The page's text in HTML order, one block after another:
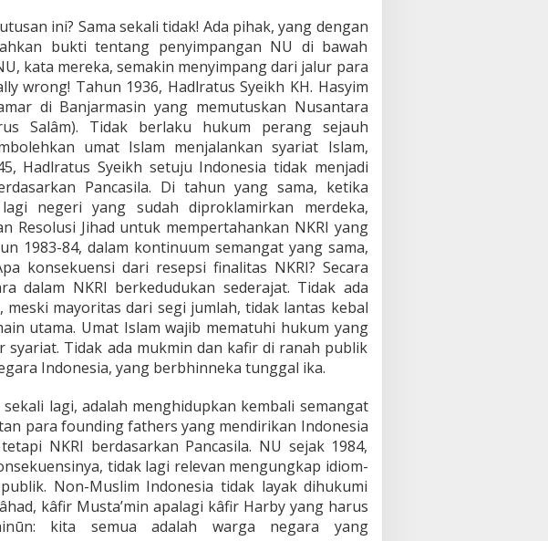
ini? Sama sekali tidak! Ada pihak, yang dengan
bukti tentang penyimpangan NU di bawah
kata mereka, semakin menyimpang dari jalur para
wrong! Tahun 1936, Hadlratus Syeikh KH. Hasyim
di Banjarmasin yang memutuskan Nusantara
Salâm). Tidak berlaku hukum perang sejauh
umat Islam menjalankan syariat Islam,
Hadlratus Syeikh setuju Indonesia tidak menjadi
Pancasila. Di tahun yang sama, ketika
negeri yang sudah diproklamirkan merdeka,
Resolusi Jihad untuk mempertahankan NKRI yang
1983-84, dalam kontinuum semangat yang sama,
konsekuensi dari resepsi finalitas NKRI? Secara
dalam NKRI berkedudukan sederajat. Tidak ada
meski mayoritas dari segi jumlah, tidak lantas kebal
utama. Umat Islam wajib mematuhi hukum yang
syariat. Tidak ada mukmin dan kafir di ranah publik
Indonesia, yang berbhinneka tunggal ika.
lagi, adalah menghidupkan kembali semangat
para founding fathers yang mendirikan Indonesia
NKRI berdasarkan Pancasila. NU sejak 1984,
tidak lagi relevan mengungkap idiom-
Non-Muslim Indonesia tidak layak dihukumi
kâfir Musta’min apalagi kâfir Harby yang harus
kita semua adalah warga negara yang